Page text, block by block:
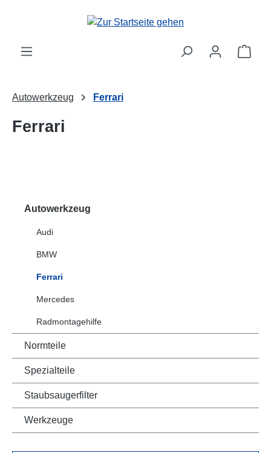
Zum Hauptinhalt springen
Autowerkzeug Ferrari
Ferrari
Autowerkzeug
Audi
BMW
Ferrari
Mercedes
Radmontagehilfe
Normteile
Spezialteile
Staubsaugerfilter
Werkzeuge